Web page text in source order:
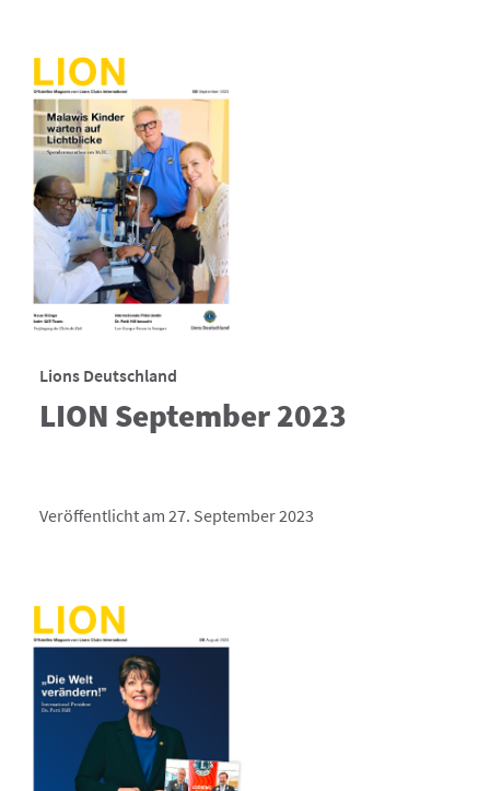
Lions Deutschland
LION September 2023
Veröffentlicht am 27. September 2023